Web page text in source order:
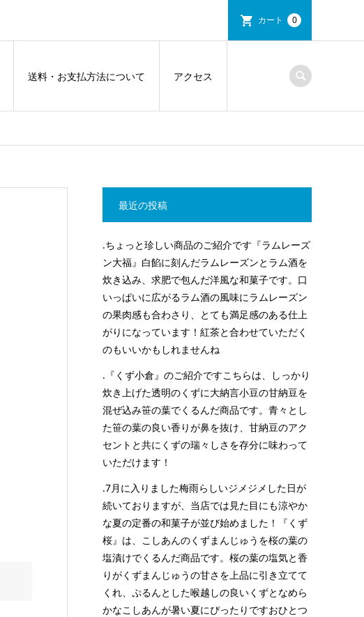
カート 0
送料・お支払方法について アクセス
最近の投稿
.ちょっと珍しい商品のご紹介です『ラムレーズ
ン大福』白餡に刻んだラムレーズンとラム酒を
炊き込み、求肥で包んだ洋風な和菓子です。口
いっぱいに広がるラム酒の風味にラムレーズン
の果肉感も合わさり、とても満足感のある仕上
がりになっています！紅茶と合わせていただく
のもいいかもしれませんね
.『くず小倉』のご紹介ですこちらは、しっかり
炊き上げた透明のくずに大納言小豆の甘納豆を
混ぜ込み笹の葉でくるんだ商品です。青々とし
た笹の葉の良い香りが鼻を抜け、甘納豆のアク
セントと共にくずの瑞々しさを存分に味わって
いただけます！
.7月に入りました梅雨らしいジメジメした日が
続いておりますが、当店では見た目にも涼やか
な夏の定番の和菓子が並び始めました！『くず
桜』は、こしあんのくずまんじゅうを桜の葉の
塩漬けでくるんだ商品です。桜の葉の塩気と香
りがくずまんじゅうの甘さを上品に引き立てて
くれ、ぷるんとした喉越しの良いくずとなめら
かなこしあんが暑い夏にぴったりですおひとつ